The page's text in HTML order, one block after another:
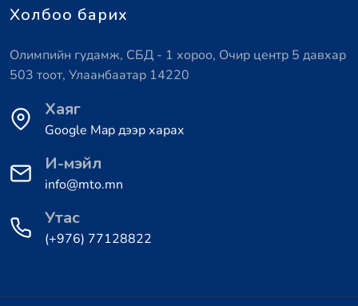
Холбоо барих
Олимпийн гудамж, СБД - 1 хороо, Очир центр 5 давхар
503 тоот, Улаанбаатар 14220
Хаяг
Google Map дээр харах
И-мэйл
info@mto.mn
Утас
(+976) 77128822